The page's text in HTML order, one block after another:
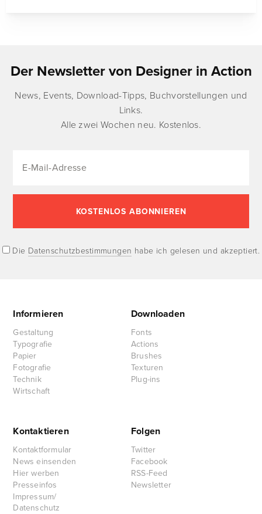
Der Newsletter von Designer in Action
News, Events, Download-Tipps, Buchvorstellungen und
Links.
Alle zwei Wochen neu. Kostenlos.
Die Datenschutzbestimmungen habe ich gelesen und akzeptiert.
Informieren
Gestaltung
Typografie
Papier
Fotografie
Technik
Wirtschaft
Downloaden
Fonts
Actions
Brushes
Texturen
Plug-ins
Kontaktieren
Kontaktformular
News einsenden
Hier werben
Presseinfos
Impressum/
Datenschutz
Folgen
Twitter
Facebook
RSS-Feed
Newsletter